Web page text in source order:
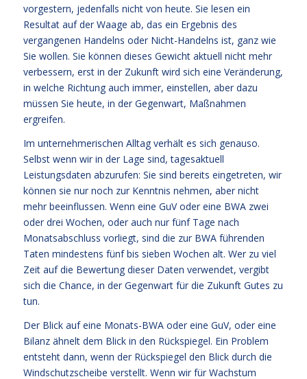
vorgestern, jedenfalls nicht von heute. Sie lesen ein
Resultat auf der Waage ab, das ein Ergebnis des
vergangenen Handelns oder Nicht-Handelns ist, ganz wie
Sie wollen. Sie können dieses Gewicht aktuell nicht mehr
verbessern, erst in der Zukunft wird sich eine Veränderung,
in welche Richtung auch immer, einstellen, aber dazu
müssen Sie heute, in der Gegenwart, Maßnahmen
ergreifen.
Im unternehmerischen Alltag verhält es sich genauso.
Selbst wenn wir in der Lage sind, tagesaktuell
Leistungsdaten abzurufen: Sie sind bereits eingetreten, wir
können sie nur noch zur Kenntnis nehmen, aber nicht
mehr beeinflussen. Wenn eine GuV oder eine BWA zwei
oder drei Wochen, oder auch nur fünf Tage nach
Monatsabschluss vorliegt, sind die zur BWA führenden
Taten mindestens fünf bis sieben Wochen alt. Wer zu viel
Zeit auf die Bewertung dieser Daten verwendet, vergibt
sich die Chance, in der Gegenwart für die Zukunft Gutes zu
tun.
Der Blick auf eine Monats-BWA oder eine GuV, oder eine
Bilanz ähnelt dem Blick in den Rückspiegel. Ein Problem
entsteht dann, wenn der Rückspiegel den Blick durch die
Windschutzscheibe verstellt. Wenn wir für Wachstum